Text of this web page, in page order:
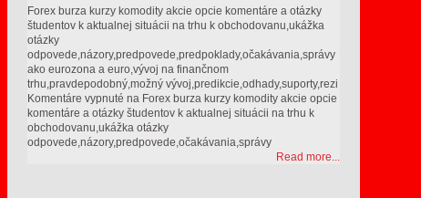
Forex burza kurzy komodity akcie opcie komentáre a otázky
študentov k aktualnej situácii na trhu k obchodovanu,ukážka
otázky
odpovede,názory,predpovede,predpoklady,očakávania,správy
ako eurozona a euro,vývoj na finančnom
trhu,pravdepodobný,možný vývoj,predikcie,odhady,suporty,rezi
Komentáre vypnuté na Forex burza kurzy komodity akcie opcie
komentáre a otázky študentov k aktualnej situácii na trhu k
obchodovanu,ukážka otázky
odpovede,názory,predpovede,očakávania,správy
Read more...